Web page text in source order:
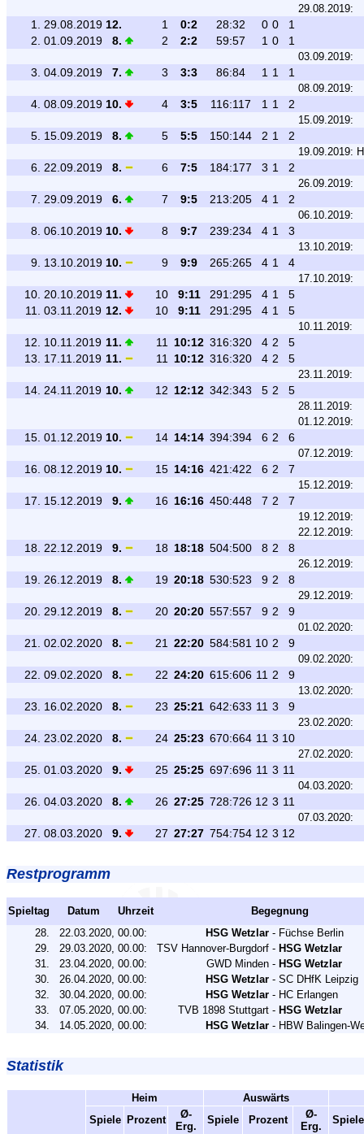
29.08.2019:
1. 29.08.2019 12. 1 0:2 28:32 0 0
1
2. 01.09.2019 8. 2 2:2 59:57 1 0 1
03.09.2019:
3. 04.09.2019 7. 3 3:3 86:84 1 1 1
08.09.2019:
4. 08.09.2019 10. 4 3:5 116:117 1 1 2
15.09.2019:
5. 15.09.2019 8. 5 5:5 150:144 2 1 2
19.09.2019:
6. 22.09.2019 8. 6 7:5 184:177 3 1 2
26.09.2019:
7. 29.09.2019 6. 7 9:5 213:205 4 1 2
06.10.2019:
8. 06.10.2019 10. 8 9:7 239:234 4 1 3
13.10.2019:
9. 13.10.2019 10. 9 9:9 265:265 4 1 4
17.10.2019:
10. 20.10.2019 11. 10 9:11 291:295 4 1
5
11.
03.11.2019 12. 10 9:11 291:295 4 1 5
10.11.2019:
12. 10.11.2019 11. 11 10:12 316:320 4 2
5
13.
17.11.2019 11. 11 10:12 316:320 4 2 5
23.11.2019:
14. 24.11.2019 10. 12 12:12 342:343 5 2 5
28.11.2019:
01.12.2019:
15. 01.12.2019 10. 14 14:14 394:394 6 2 6
07.12.2019:
16. 08.12.2019 10. 15 14:16 421:422 6 2 7
15.12.2019:
17. 15.12.2019 9. 16 16:16 450:448 7 2 7
19.12.2019:
22.12.2019:
18. 22.12.2019 9. 18 18:18 504:500 8 2 8
26.12.2019:
19. 26.12.2019 8. 19 20:18 530:523 9 2 8
29.12.2019:
20. 29.12.2019 8. 20 20:20 557:557 9 2 9
01.02.2020:
21. 02.02.2020 8. 21 22:20 584:581 10 2 9
09.02.2020:
22. 09.02.2020 8. 22 24:20 615:606 11 2 9
13.02.2020:
23. 16.02.2020 8. 23 25:21 642:633 11 3 9
23.02.2020:
24. 23.02.2020 8. 24 25:23 670:664 11 3 10
27.02.2020:
25. 01.03.2020 9. 25 25:25 697:696 11 3 11
04.03.2020:
26. 04.03.2020 8. 26 27:25 728:726 12 3 11
07.03.2020:
27. 08.03.2020 9. 27 27:27 754:754 12 3 12
Restprogramm
Spieltag Datum Uhrzeit
Begegnung
28.
22.03.2020, 00.00: HSG Wetzlar - Füchse Berlin
29.
29.03.2020, 00.00: TSV Hannover-Burgdorf - HSG Wetzlar
31.
23.04.2020, 00.00: GWD Minden - HSG Wetzlar
30.
26.04.2020, 00.00: HSG Wetzlar - SC DHfK Leipzig
32.
30.04.2020, 00.00: HSG Wetzlar - HC Erlangen
33.
07.05.2020, 00.00: TVB 1898 Stuttgart - HSG Wetzlar
34.
14.05.2020, 00.00: HSG Wetzlar - HBW Balingen-
Statistik
Heim
Auswärts
Spiele
Prozent
Ø-
Erg.
Spiele Prozent
Ø-
Erg.
Spiele